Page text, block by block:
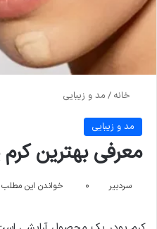
خانه / مد و زیبایی
مد و زیبایی
معرفی بهترین کرم
سردبیر ۰ خواندن این مطلب ۴ دقیقه زمان میبرد